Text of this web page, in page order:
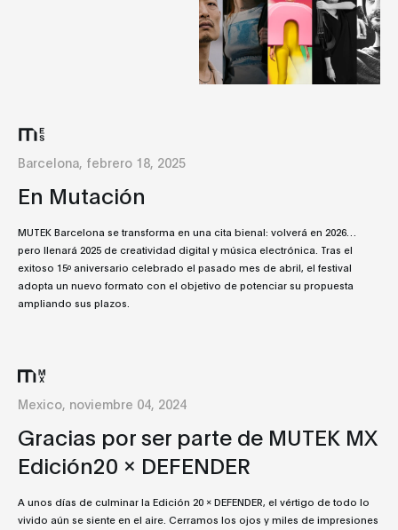
Barcelona, febrero 18, 2025
En Mutación
MUTEK Barcelona se transforma en una cita bienal: volverá en 2026…
pero llenará 2025 de creatividad digital y música electrónica. Tras el
exitoso 15º aniversario celebrado el pasado mes de abril, el festival
adopta un nuevo formato con el objetivo de potenciar su propuesta
ampliando sus plazos.
Mexico, noviembre 04, 2024
Gracias por ser parte de MUTEK MX
Edición20 x DEFENDER
A unos días de culminar la Edición 20 x DEFENDER, el vértigo de todo lo
vivido aún se siente en el aire. Cerramos los ojos y miles de impresiones